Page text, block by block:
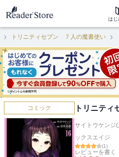
はじ
トリニティセブン ７人の魔書使い
コミック トリニテ
サイトウケンジ
ックスエイジ
(1)
レビューを書く